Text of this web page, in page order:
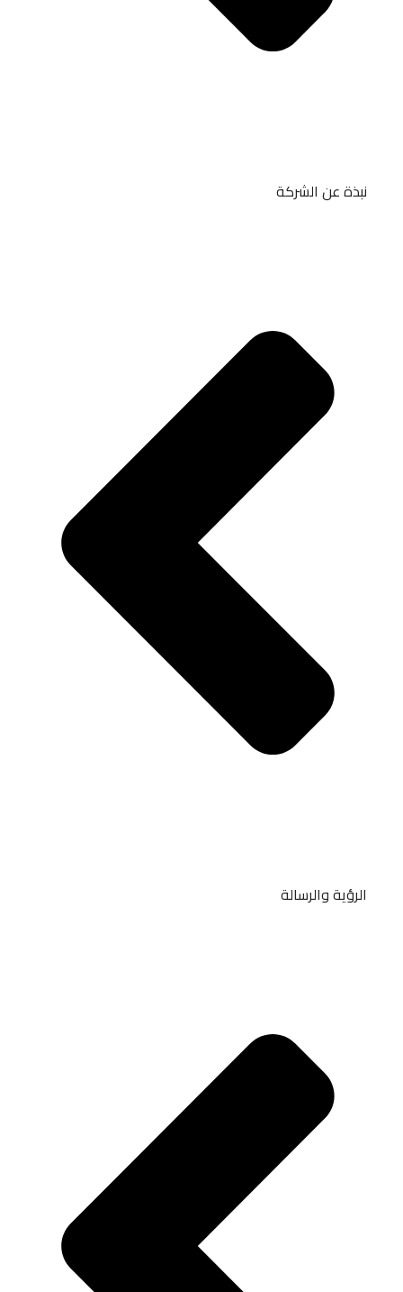
نبذة عن الشركة
الرؤية والرسالة